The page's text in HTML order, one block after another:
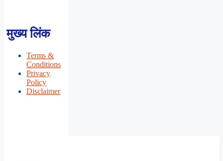
मुख्य लिंक
Terms &
Conditions
Privacy
Policy
Disclaimer